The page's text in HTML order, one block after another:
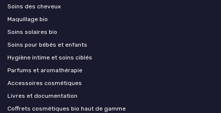
Soins des cheveux
Maquillage bio
Soins solaires bio
Soins pour bébés et enfants
Hygiène intime et soins ciblés
Parfums et aromathérapie
Accessoires cosmétiques
Livres et documentation
Coffrets cosmétiques bio haut de gamme